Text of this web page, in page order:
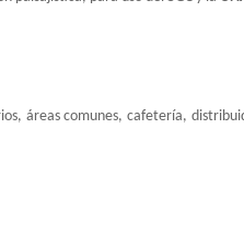
áreas comunes, cafetería,